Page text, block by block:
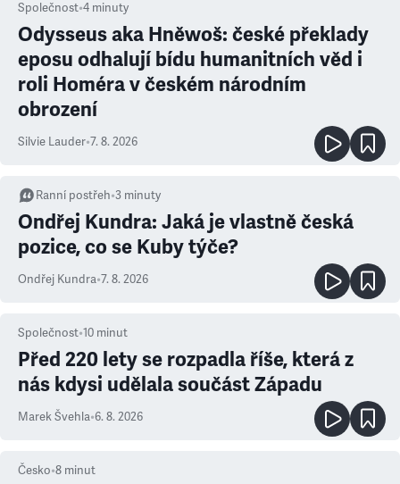
Společnost•4 minuty
Odysseus aka Hněwoš: české překlady
eposu odhalují bídu humanitních věd i
roli Homéra v českém národním
obrození
Silvie Lauder•7. 8. 2026
Ranní postřeh•3 minuty
Ondřej Kundra: Jaká je vlastně česká
pozice, co se Kuby týče?
Ondřej Kundra•7. 8. 2026
Společnost•10 minut
Před 220 lety se rozpadla říše, která z
nás kdysi udělala součást Západu
Marek Švehla•6. 8. 2026
Česko•8 minut